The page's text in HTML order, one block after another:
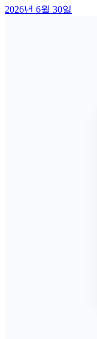
2026년 6월 30일